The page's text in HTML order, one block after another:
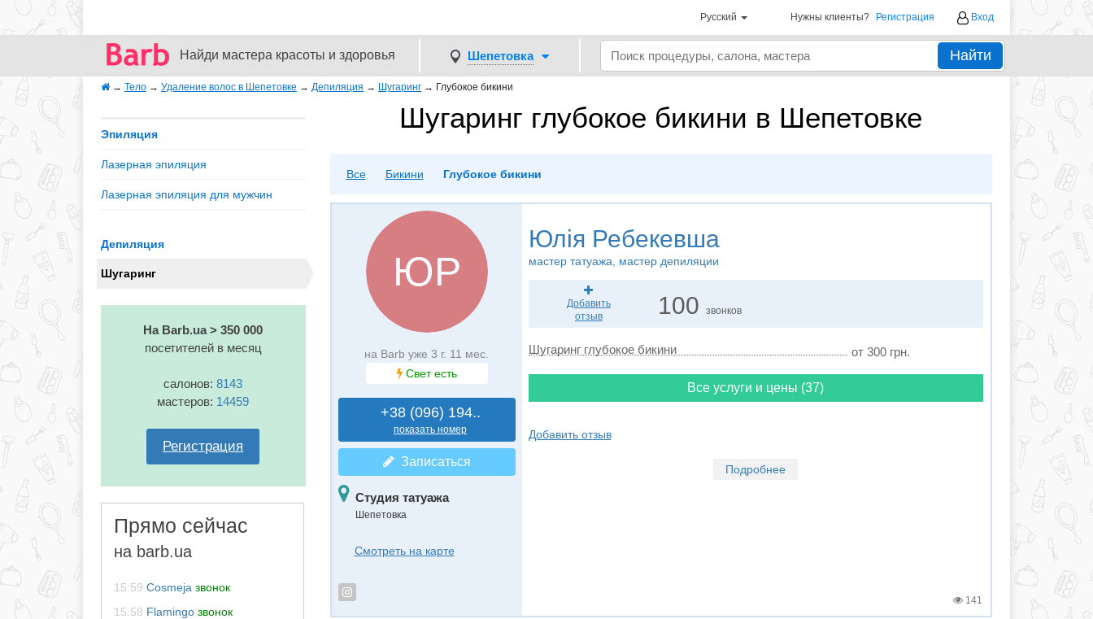
Русский Нужны клиенты? Регистрация Вход
Найди мастера красоты и здоровья Шепетовка Найти
→ Тело → Удаление волос в Шепетовке → Депиляция → Шугаринг → Глубокое бикини
Шугаринг глубокое бикини в Шепетовке
Все Бикини Глубокое бикини
Эпиляция
Лазерная эпиляция
Лазерная эпиляция для мужчин
Депиляция
Шугаринг
На Barb.ua > 350 000
посетителей в месяц
салонов:8143
мастеров: 14459
Регистрация
Прямо сейчас
на barb.ua
15:59 Cosmeja звонок
15:58 Flamingo звонок
ЮР
на Barb уже 3 г. 11 мес.
Свет есть
+38 (096) 194..
показать номер
Записаться
Студия татуажа
Шепетовка
Смотреть на карте
Юлія Ребекевша
мастер татуажа, мастер депиляции
Добавить
отзыв
100звонков
Шугаринг глубокое бикини от 300 грн.
Все услуги и цены (37)
Добавить отзыв
Подробнее
141